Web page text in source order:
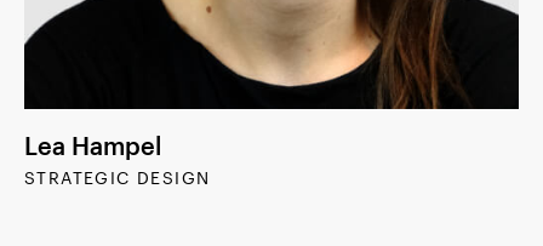
Lea Hampel
STRATEGIC DESIGN